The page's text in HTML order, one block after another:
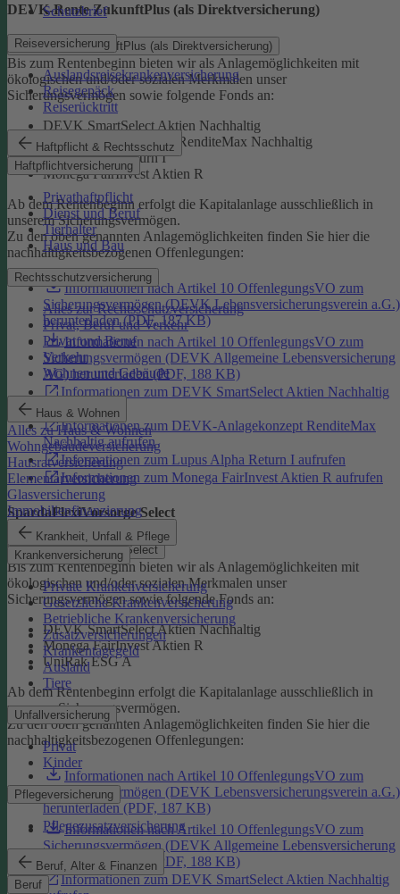
Schutzbrief
Reiseversicherung
Auslandsreisekrankenversicherung
Reisegepäck
Reiserücktritt
Haftpflicht & Rechtsschutz
Haftpflichtversicherung
Privathaftpflicht
Dienst und Beruf
Tierhalter
Haus und Bau
Rechtsschutzversicherung
Alles zur Rechtsschutzversicherung
Privat, Beruf und Verkehr
Privat und Beruf
Verkehr
Wohnen und Gebäude
Haus & Wohnen
Alles zu Haus & Wohnen
Wohngebäudeversicherung
Hausratversicherung
Elementarversicherung
Glasversicherung
Immobilienfinanzierung
Krankheit, Unfall & Pflege
Krankenversicherung
Private Krankenversicherung
Gesetzliche Krankenversicherung
Betriebliche Krankenversicherung
Zusatzversicherungen
Krankentagegeld
Ausland
Tiere
Unfallversicherung
Privat
Kinder
Pflegeversicherung
Pflegezusatzversicherung
Beruf, Alter & Finanzen
Beruf
DEVK-Rente ZukunftPlus (als Direktversicherung)
DEVK-Rente ZukunftPlus (als Direktversicherung)
Bis zum Rentenbeginn bieten wir als Anlagemöglichkeiten mit
ökologischen und/oder sozialen Merkmalen unser
Sicherungsvermögen sowie folgende Fonds an:
DEVK SmartSelect Aktien Nachhaltig
DEVK-Anlagekonzept RenditeMax Nachhaltig
Lupus Alpha Return I
Monega FairInvest Aktien R
Ab dem Rentenbeginn erfolgt die Kapitalanlage ausschließlich in
unserem Sicherungsvermögen.
Zu den oben genannten Anlagemöglichkeiten finden Sie hier die
nachhaltigkeitsbezogenen Offenlegungen:
Informationen nach Artikel 10 OffenlegungsVO zum
Sicherungsvermögen (DEVK Lebensversicherungsverein a.G.)
herunterladen (PDF, 187 KB)
Informationen nach Artikel 10 OffenlegungsVO zum
Sicherungsvermögen (DEVK Allgemeine Lebensversicherung
AG) herunterladen (PDF, 188 KB)
Informationen zum DEVK SmartSelect Aktien Nachhaltig
aufrufen
Informationen zum DEVK-Anlagekonzept RenditeMax
Nachhaltig aufrufen
Informationen zum Lupus Alpha Return I aufrufen
Informationen zum Monega FairInvest Aktien R aufrufen
SpardaFlexiVorsorge Select
SpardaFlexiVorsorge Select
Bis zum Rentenbeginn bieten wir als Anlagemöglichkeiten mit
ökologischen und/oder sozialen Merkmalen unser
Sicherungsvermögen sowie folgende Fonds an:
DEVK SmartSelect Aktien Nachhaltig
Monega FairInvest Aktien R
UniRak ESG A
Ab dem Rentenbeginn erfolgt die Kapitalanlage ausschließlich in
unserem Sicherungsvermögen.
Zu den oben genannten Anlagemöglichkeiten finden Sie hier die
nachhaltigkeitsbezogenen Offenlegungen:
Informationen nach Artikel 10 OffenlegungsVO zum
Sicherungsvermögen (DEVK Lebensversicherungsverein a.G.)
herunterladen (PDF, 187 KB)
Informationen nach Artikel 10 OffenlegungsVO zum
Sicherungsvermögen (DEVK Allgemeine Lebensversicherung
AG) herunterladen (PDF, 188 KB)
Informationen zum DEVK SmartSelect Aktien Nachhaltig